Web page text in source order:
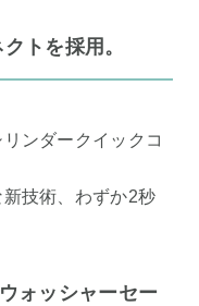
トを採用。
ンダークイックコ
技術、わずか2秒
ォッシャーセー